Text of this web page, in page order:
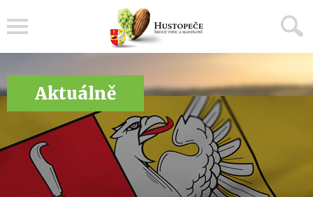
Aktuálně